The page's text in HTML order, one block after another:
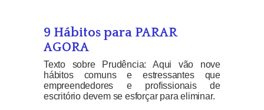
9 Hábitos para PARAR
AGORA
Texto sobre Prudência: Aqui vão nove
hábitos comuns e estressantes que
empreendedores e profissionais de
escritório devem se esforçar para eliminar.